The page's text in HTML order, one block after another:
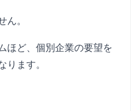
ん。
ほど、個別企業の要望を
ります。